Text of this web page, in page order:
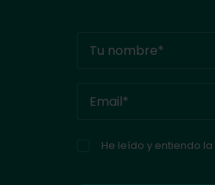
He leído y entiendo la